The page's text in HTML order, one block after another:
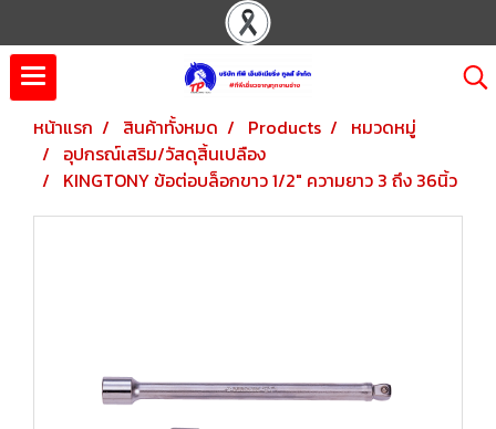
หน้าแรก สินค้าทั้งหมด Products
หมวดหมู่
อุปกรณ์เสริม/วัสดุสิ้นเปลือง
KINGTONY ข้อต่อบล็อกขาว 1/2" ความยาว 3 ถึง 36นิ้ว